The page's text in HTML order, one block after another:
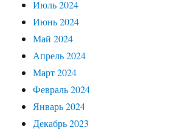
Июль 2024
Июнь 2024
Май 2024
Апрель 2024
Март 2024
Февраль 2024
Январь 2024
Декабрь 2023